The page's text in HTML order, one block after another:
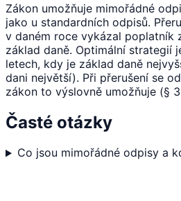
Zákon umožňuje mimořádné
jako u standardních odpisů.
v daném roce vykázal poplatník
základ daně. Optimální strategií
letech, kdy je základ daně
dani největší). Při přerušení se
zákon to výslovně umožňuje (§
Časté otázky
Co jsou mimořádné odpisy a